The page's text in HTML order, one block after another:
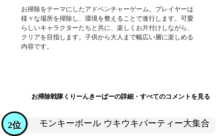
お掃除をテーマにしたアドベンチャーゲーム。プレイヤーは
様々な場所を掃除し、環境を整えることで進行します。可愛
らしいキャラクターたちと共に、楽しくお片付けしながら、
クリアを目指します。子供から大人まで幅広い層に楽しめる
内容です。
お掃除戦隊くりーんきーぱーの詳細・すべてのコメントを見る
モンキーボール ウキウキパーティー大集合
2位